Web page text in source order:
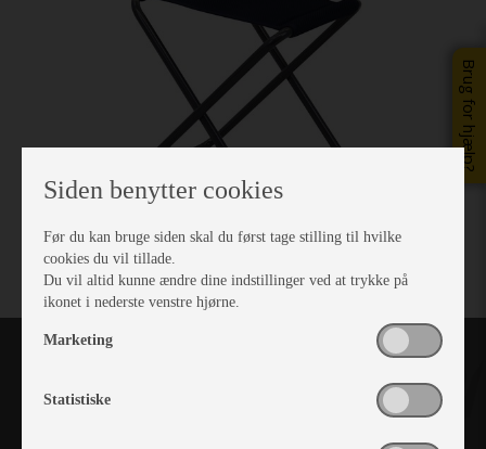
Brug for hjælp?
Siden benytter cookies
Før du kan bruge siden skal du først tage stilling til hvilke
cookies du vil tillade.
Du vil altid kunne ændre dine indstillinger ved at trykke på
ikonet i nederste venstre hjørne.
Marketing
Statistiske